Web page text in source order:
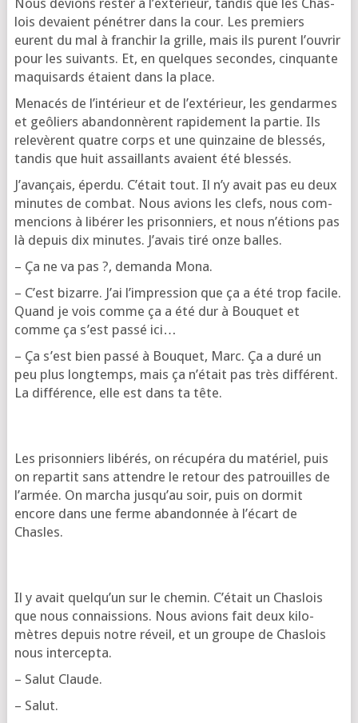
Nous devions res­ter à l’ex­té­rieur, tan­dis que les Chas­
lois devaient péné­trer dans la cour. Les pre­miers
eurent du mal à fran­chir la grille, mais ils purent l’ou­vrir
pour les sui­vants. Et, en quelques secondes, cin­quante
maqui­sards étaient dans la place.
Mena­cés de l’in­té­rieur et de l’ex­té­rieur, les gen­darmes
et geô­liers aban­don­nèrent rapi­de­ment la par­tie. Ils
rele­vèrent quatre corps et une quin­zaine de bles­sés,
tan­dis que huit assaillants avaient été blessés.
J’a­van­çais, éper­du. C’é­tait tout. Il n’y avait pas eu deux
minutes de com­bat. Nous avions les clefs, nous com­
men­cions à libé­rer les pri­son­niers, et nous n’é­tions pas
là depuis dix minutes. J’a­vais tiré onze balles.
– Ça ne va pas ?, deman­da Mona.
– C’est bizarre. J’ai l’im­pres­sion que ça a été trop facile.
Quand je vois comme ça a été dur à Bou­quet et
comme ça s’est pas­sé ici…
– Ça s’est bien pas­sé à Bou­quet, Marc. Ça a duré un
peu plus long­temps, mais ça n’é­tait pas très dif­fé­rent.
La dif­fé­rence, elle est dans ta tête.
Les pri­son­niers libé­rés, on récu­pé­ra du maté­riel, puis
on repar­tit sans attendre le retour des patrouilles de
l’ar­mée. On mar­cha jus­qu’au soir, puis on dor­mit
encore dans une ferme aban­don­née à l’é­cart de
Chasles.
Il y avait quel­qu’un sur le che­min. C’é­tait un Chas­lois
que nous connais­sions. Nous avions fait deux kilo­
mètres depuis notre réveil, et un groupe de Chas­lois
nous intercepta.
– Salut Claude.
– Salut.